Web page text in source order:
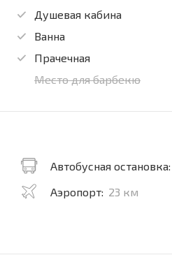
Душевая кабина
Ванна
Прачечная
Место для барбекю
Автобусная остановка:
Аэропорт: 23 км